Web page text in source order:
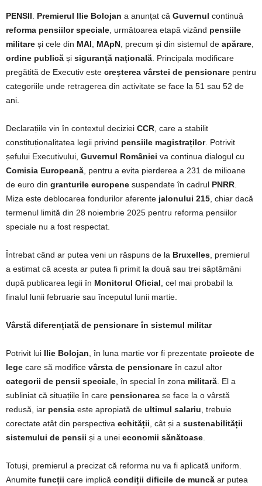
PENSII Premierul Ilie Bolojan a anunțat că Guvernul continuă
reforma pensiilor speciale , următoarea etapă vizând pensiile
militare și cele din MAI MApN , precum și din sistemul de apărare
ordine publică și siguranță națională . Principala modificare
pregătită de Executiv este creșterea vârstei de pensionare pentru
categoriile unde retragerea din activitate se face la 51 sau 52 de
ani.
Declarațiile vin în contextul deciziei CCR , care a stabilit
constituționalitatea legii privind pensiile magistraților. Potrivit
șefului Executivului, Guvernul României va continua dialogul cu
Comisia Europeană , pentru a evita pierderea a 231 de milioane
de euro din granturile europene suspendate în cadrul PNRR
Miza este deblocarea fondurilor aferente jalonului 215 , chiar dacă
termenul limită din 28 noiembrie 2025 pentru reforma pensiilor
speciale nu a fost respectat.
Întrebat când ar putea veni un răspuns de la Bruxelles , premierul
a estimat că acesta ar putea fi primit la două sau trei săptămâni
după publicarea legii în Monitorul Oficial , cel mai probabil la
finalul lunii februarie sau începutul lunii martie.
Vârstă diferențiată de pensionare în sistemul militar
Potrivit lui Ilie Bolojan , în luna martie vor fi prezentate proiecte de
lege care să modifice vârsta de pensionare în cazul altor
categorii de pensii speciale , în special în zona militară . El a
subliniat că situațiile în care pensionarea se face la o vârstă
redusă, iar pensia este apropiată de ultimul salariu , trebuie
corectate atât din perspectiva echității , cât și a sustenabilității
sistemului de pensii și a unei economii sănătoase
Totuși, premierul a precizat că reforma nu va fi aplicată uniform.
Anumite funcții care implică condiții dificile de muncă ar putea